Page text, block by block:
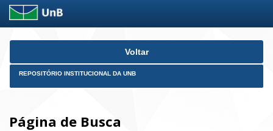
Skip
Voltar
REPOSITÓRIO INSTITUCIONAL DA UNB
Página de Busca